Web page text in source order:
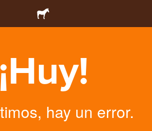
¡Huy!
hay un error.